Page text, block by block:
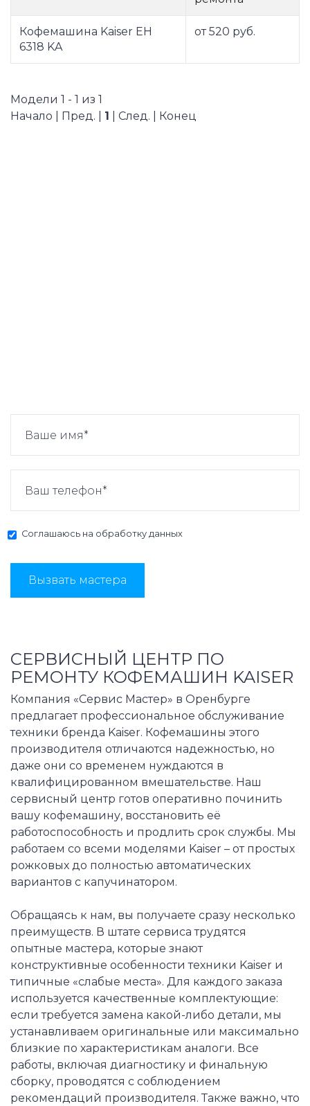
Кофемашина Kaiser EH
6318 KA
от 520 руб.
Модели 1 - 1 из 1
Начало | Пред. | 1 | След. | Конец
Соглашаюсь на обработку данных
Вызвать мастера
СЕРВИСНЫЙ ЦЕНТР ПО
РЕМОНТУ КОФЕМАШИН KAISER
Компания «Сервис Мастер» в Оренбурге
предлагает профессиональное обслуживание
техники бренда Kaiser. Кофемашины этого
производителя отличаются надежностью, но
даже они со временем нуждаются в
квалифицированном вмешательстве. Наш
сервисный центр готов оперативно починить
вашу кофемашину, восстановить её
работоспособность и продлить срок службы. Мы
работаем со всеми моделями Kaiser – от простых
рожковых до полностью автоматических
вариантов с капучинатором.
Обращаясь к нам, вы получаете сразу несколько
преимуществ. В штате сервиса трудятся
опытные мастера, которые знают
конструктивные особенности техники Kaiser и
типичные «слабые места». Для каждого заказа
используется качественные комплектующие:
если требуется замена какой-либо детали, мы
устанавливаем оригинальные или максимально
близкие по характеристикам аналоги. Все
работы, включая диагностику и финальную
сборку, проводятся с соблюдением
рекомендаций производителя. Также важно, что